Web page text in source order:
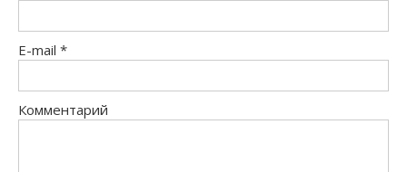
E-mail *
Комментарий